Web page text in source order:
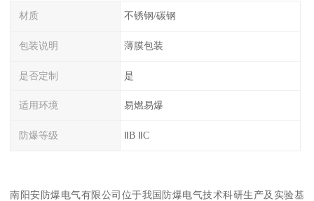
材质 不锈钢/碳钢
包装说明 薄膜包装
是否定制 是
适用环境 易燃易爆
防爆等级 ⅡB ⅡC
南阳安防爆电气有限公司位于我国防爆电气技术科研生产及实验基